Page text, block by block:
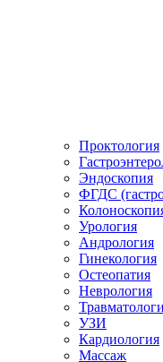
Проктология
Эндоскопия
ФГДС
Урология
Андрология
Гинекология
Остеопатия
Неврология
УЗИ
Кардиология
Массаж